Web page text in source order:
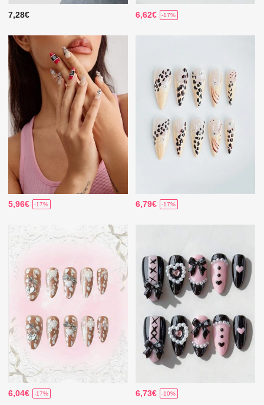
7,28€ 6,62€ -17%
5,96€ -17% 6,79€ -17%
6,04€ -17% 6,73€ -10%